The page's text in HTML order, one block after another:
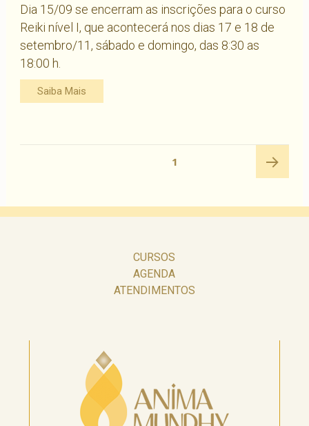
Dia 15/09 se encerram as inscrições para o curso
Reiki nível I, que acontecerá nos dias 17 e 18 de
setembro/11, sábado e domingo, das 8:30 as
18:00 h.
Saiba Mais
PÁGINA1
CURSOS
AGENDA
ATENDIMENTOS